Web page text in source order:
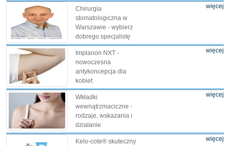
Chirurgia
stomatologiczna w
Warszawie - wybierz
dobrego specjalistę
więcej
Implanon NXT -
nowoczesna
antykoncepcja dla
kobiet
więcej
Wkładki
wewnątrzmaciczne -
rodzaje, wskazania i
działanie
więcej
Kelo-cote® skuteczny
więcej